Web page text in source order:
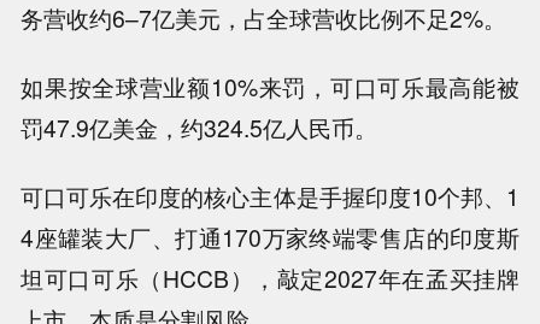
务营收约6–7亿美元，占全球营收比例不足2%。
如果按全球营业额10%来罚，可口可乐最高能被
罚47.9亿美金，约324.5亿人民币。
可口可乐在印度的核心主体是手握印度10个邦、1
4座罐装大厂、打通170万家终端零售店的印度斯
坦可口可乐（HCCB），敲定2027年在孟买挂牌